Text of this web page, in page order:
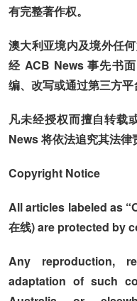
有完整著作权。
澳大利亚境内及境外任
经 ACB News 事先书
编、改写或通过第三方平
凡未经授权而擅自转载
News 将依法追究其法律
Copyright Notice
All articles labeled as
在线) are protected by
Any reproduction,
adaptation of such